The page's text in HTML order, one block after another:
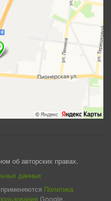
об авторских правах.
данных
Политика
Google.